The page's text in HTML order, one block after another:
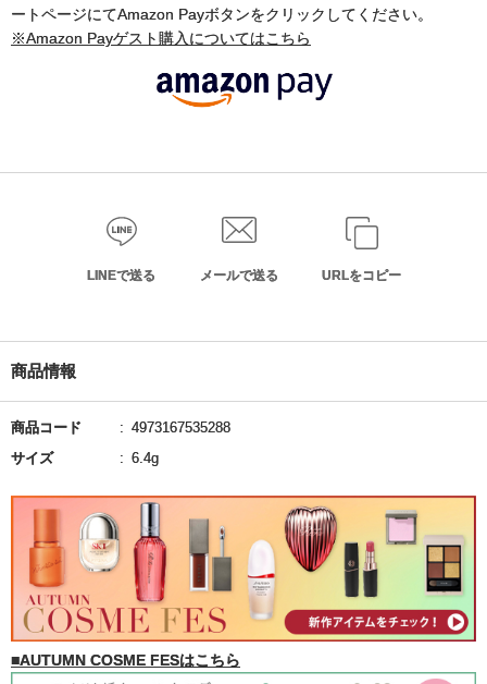
ートページにてAmazon Payボタンをクリックしてください。
※Amazon Payゲスト購入についてはこちら
LINEで送る メールで送る URLをコピー
商品情報
商品コード
4973167535288
サイズ
6.4g
■AUTUMN COSME FESはこちら